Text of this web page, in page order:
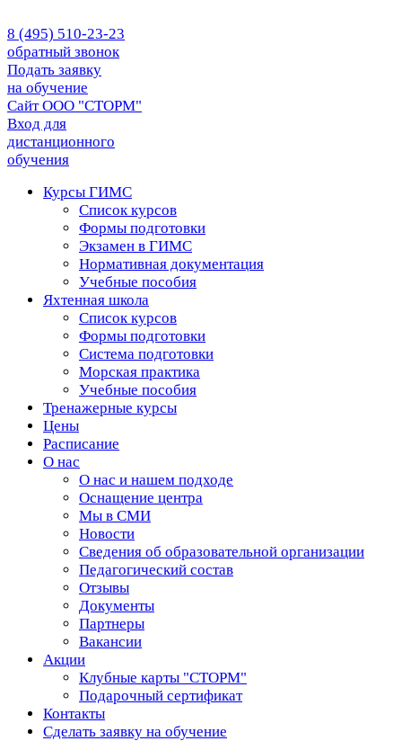
8 (495) 510-23-23
обратный звонок
Подать заявку
на обучение
Сайт ООО "СТОРМ"
Вход для
дистанционного
обучения
Курсы ГИМС
Список курсов
Формы подготовки
Экзамен в ГИМС
Нормативная документация
Учебные пособия
Яхтенная школа
Список курсов
Формы подготовки
Cистема подготовки
Морская практика
Учебные пособия
Тренажерные курсы
Цены
Расписание
О нас
О нас и нашем подходе
Оснащение центра
Мы в СМИ
Новости
Сведения об образовательной организации
Педагогический состав
Отзывы
Документы
Партнеры
Вакансии
Акции
Клубные карты "СТОРМ"
Подарочный сертификат
Контакты
Сделать заявку на обучение